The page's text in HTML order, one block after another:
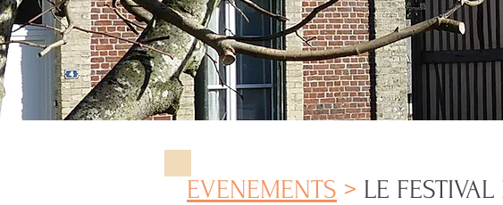
EVENEMENTS > LE